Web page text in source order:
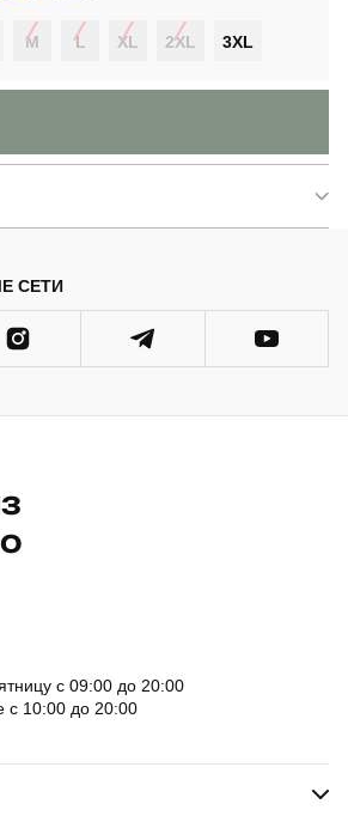
M L XL 2XL 3XL
СЕТИ
с 09:00 до 20:00
с 10:00 до 20:00